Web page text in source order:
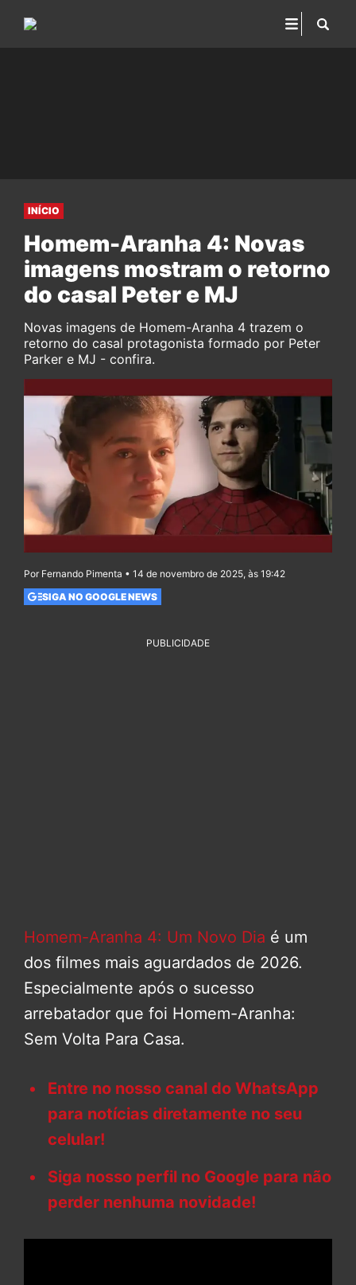
INÍCIO
Homem-Aranha 4: Novas
imagens mostram o retorno
do casal Peter e MJ
Novas imagens de Homem-Aranha 4 trazem o
retorno do casal protagonista formado por Peter
Parker e MJ - confira.
Por Fernando Pimenta • 14 de novembro de 2025, às 19:42
SIGA NO GOOGLE NEWS
PUBLICIDADE
Homem-Aranha 4: Um Novo Dia é um
dos filmes mais aguardados de 2026.
Especialmente após o sucesso
arrebatador que foi Homem-Aranha:
Sem Volta Para Casa.
Entre no nosso canal do WhatsApp
para notícias diretamente no seu
celular!
Siga nosso perfil no Google para não
perder nenhuma novidade!